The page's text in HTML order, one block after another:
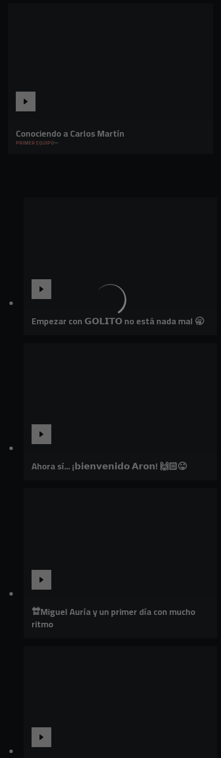
Conociendo a Carlos Martín
PRIMER EQUIPO
Empezar con 𝗚𝗢𝗟𝗜𝗧𝗢 no está nada mal 🥱
Ahora sí... ¡𝗯𝗶𝗲𝗻𝘃𝗲𝗻𝗶𝗱𝗼 𝗔𝗿𝗼𝗻! 🙌🏻😜
🔛Miguel Auría y un primer día con mucho
ritmo